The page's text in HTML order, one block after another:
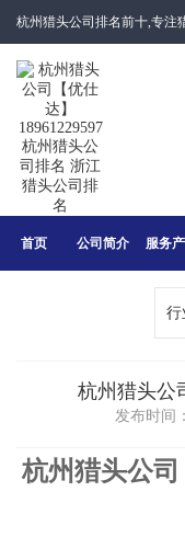
杭州猎头公司排名前十,专注
首页 公司简介 服务
行
杭州猎头公
发布时间
杭州猎头公